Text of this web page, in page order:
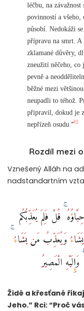
léčbu, na
povinností a všeho,
působí. Nedokáží
přípravu na smrt.
zklamané důvěry,
zneužití něčeho,
pevně a
běžné mezi
neupadli to téhož.
připravil, dokud je
nepřízeň osudu. “10
Rozdíl mezi
Vznešený Alláh na
nadstandartním
قُلْ فَلِمَ يُعَذِّبُكُم
وَيُعَذِّبُ مَن يَشَاءُ
الْمَصِيرُ
Židé a křesťané
Jeho.” Rci: “Proč